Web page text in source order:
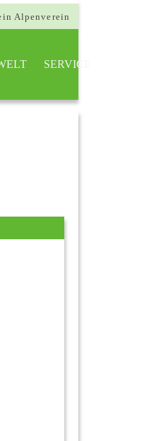
Alpenverein
SERVICE